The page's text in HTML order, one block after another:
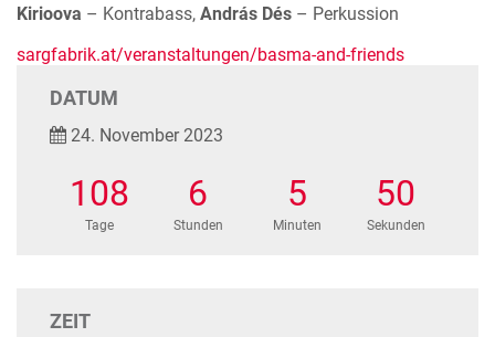
Kirioova – Kontrabass, András Dés – Perkussion
sargfabrik.at/veranstaltungen/basma-and-friends
DATUM
24. November 2023
108
Tage
6
Stunden
5
Minuten
50
Sekunden
ZEIT